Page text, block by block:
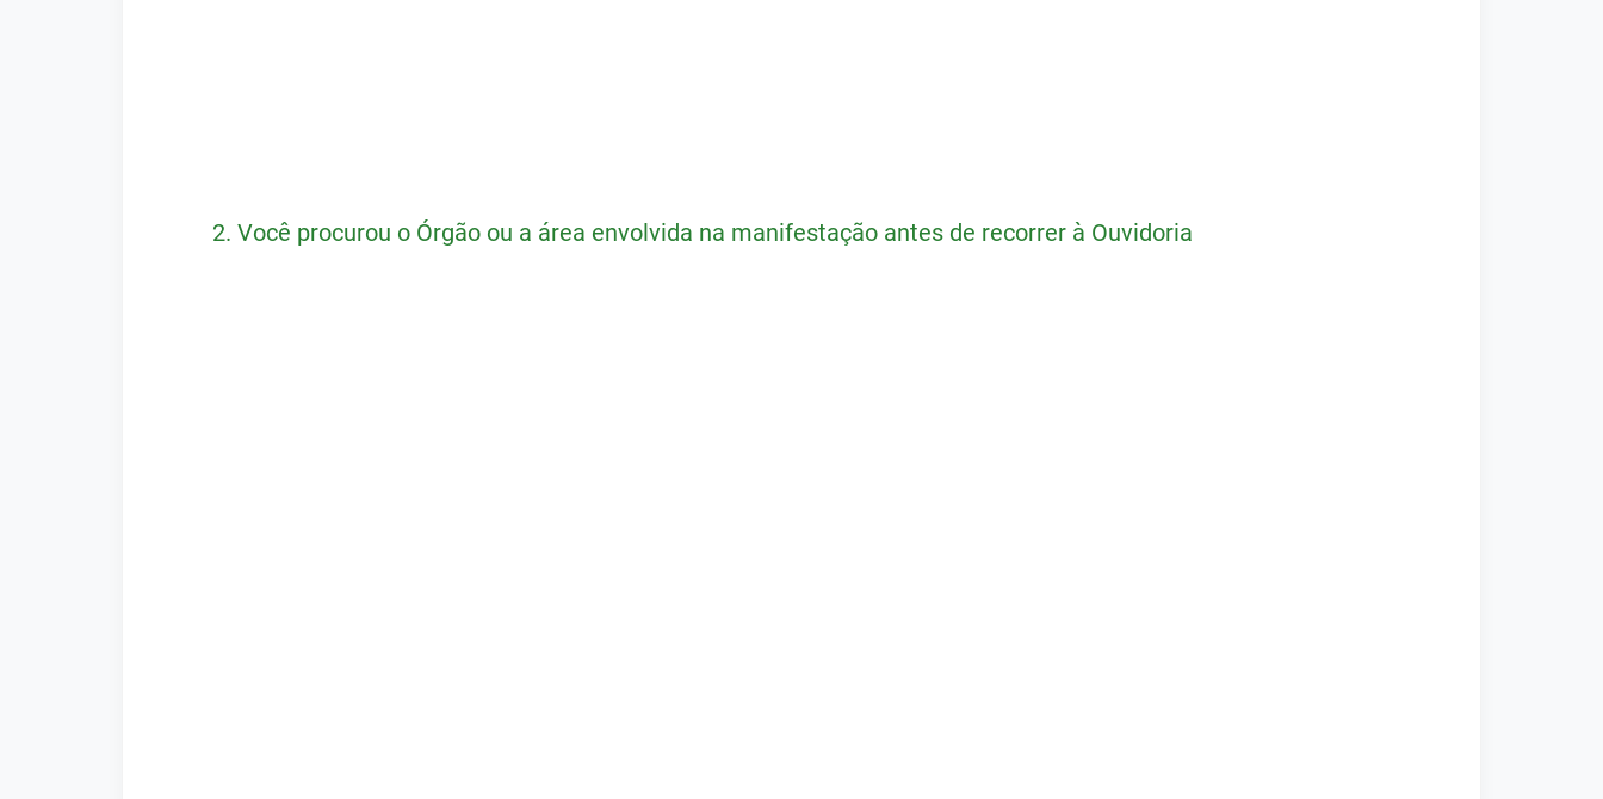
2. Você procurou o Órgão ou a área envolvida na manifestação antes de recorrer à Ouvidoria